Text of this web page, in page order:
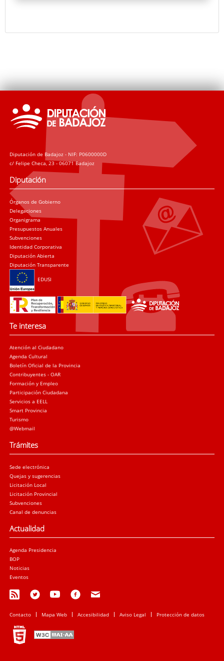
Un video proyectará un documental sobre el antes y
Diputación de Badajoz - NIF: P0600000D
c/ Felipe Checa, 23 - 06071 Badajoz
Diputación
Órganos de Gobierno
Delegaciones
Organigrama
Presupuestos Anuales
Subvenciones
Identidad Corporativa
Diputación Abierta
Diputación Transparente
EDUSI
Te interesa
Atención al Ciudadano
Agenda Cultural
Boletín Oficial de la Provincia
Contribuyentes - OAR
Formación y Empleo
Participación Ciudadana
Servicios a EELL
Smart Provincia
Turismo
@Webmail
Trámites
Sede electrónica
Quejas y sugerencias
Licitación Local
Licitación Provincial
Subvenciones
Canal de denuncias
Actualidad
Agenda Presidencia
BOP
Noticias
Eventos
Contacto Mapa Web Accesibilidad Aviso Legal Protección de datos